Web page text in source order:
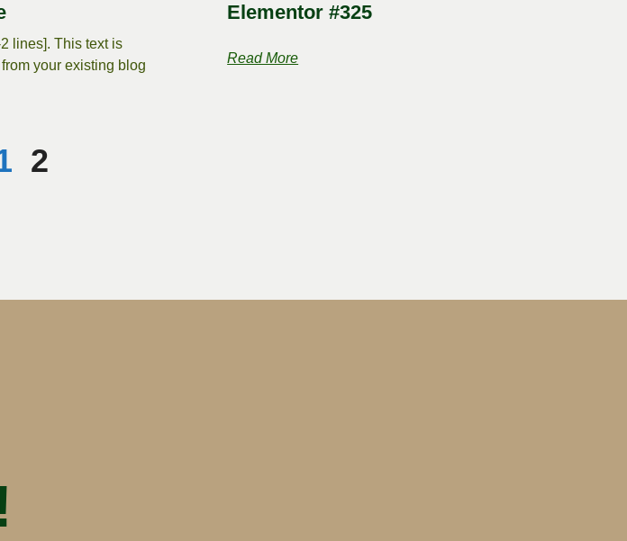
lines]. This text is
your existing blog
Elementor #325
Read More
2